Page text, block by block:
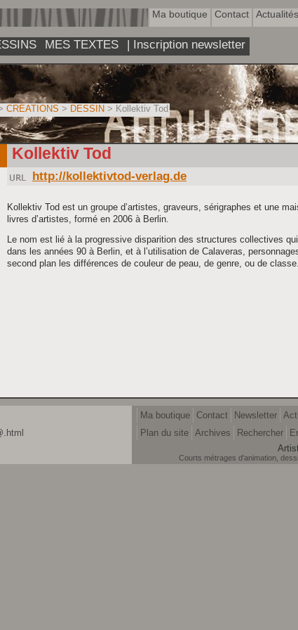
Kollektiv Tod
http://kollektivtod-verlag.de
Kollektiv Tod est un groupe dʼartistes, graveurs, sérigraphes et une
livres dʼartistes, formé en 2006 à Berlin.
Le nom est lié à la progressive disparition des structures collectives
dans les années 90 à Berlin, et à lʼutilisation de Calaveras,
second plan les différences de couleur de peau, de genre, ou de classe.
CRÉATIONS > DESSIN > Kollektiv Tod
Ma boutique Contact Newsletter
Plan du site Archives Rechercher
Courts métrages d'animation,
Ma boutique Contact Actualités
MES TEXTES | Inscription newsletter